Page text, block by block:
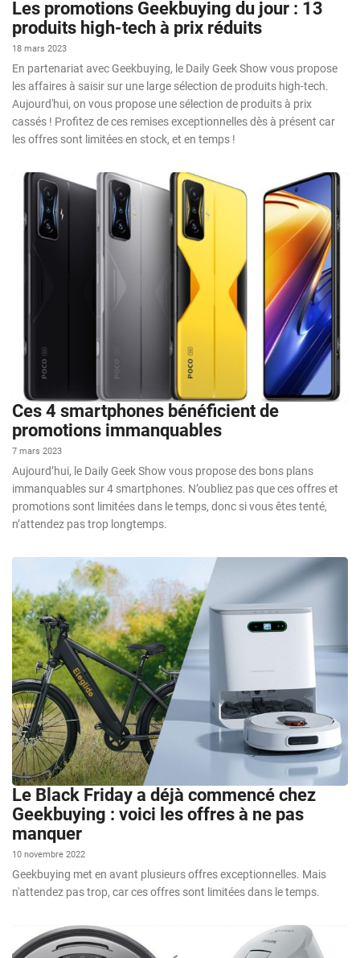
Les promotions Geekbuying du jour : 13
produits high-tech à prix réduits
18 mars 2023
En partenariat avec Geekbuying, le Daily Geek Show vous propose
les affaires à saisir sur une large sélection de produits high-tech.
Aujourd'hui, on vous propose une sélection de produits à prix
cassés ! Profitez de ces remises exceptionnelles dès à présent car
les offres sont limitées en stock, et en temps !
Ces 4 smartphones bénéficient de
promotions immanquables
7 mars 2023
Aujourd’hui, le Daily Geek Show vous propose des bons plans
immanquables sur 4 smartphones. N’oubliez pas que ces offres et
promotions sont limitées dans le temps, donc si vous êtes tenté,
n’attendez pas trop longtemps.
Le Black Friday a déjà commencé chez
Geekbuying : voici les offres à ne pas
manquer
10 novembre 2022
Geekbuying met en avant plusieurs offres exceptionnelles. Mais
n'attendez pas trop, car ces offres sont limitées dans le temps.